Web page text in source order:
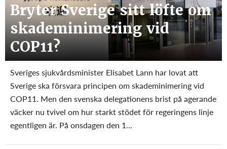
Bryter Sverige sitt löfte om
skademinimering vid
COP11?
Sveriges sjukvårdsminister Elisabet Lann har lovat att
Sverige ska försvara principen om skademinimering vid
COP11. Men den svenska delegationens brist på agerande
väcker nu tvivel om hur starkt stödet för regeringens linje
egentligen är. På onsdagen den 1...